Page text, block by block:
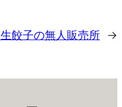
餃子の無人販売所 →